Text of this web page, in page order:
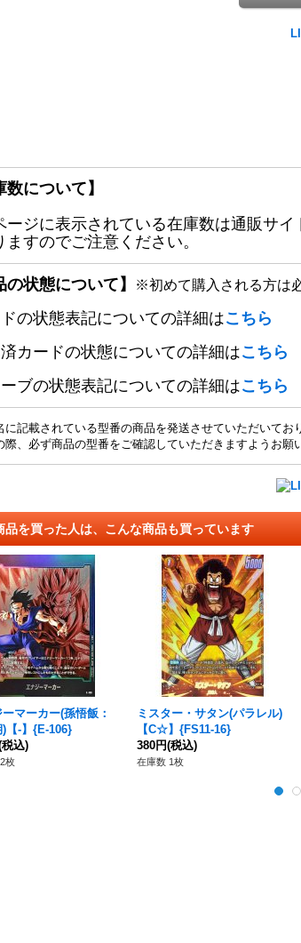
数について】
ージに表示されている在庫数は通販サ
ますのでご注意ください。
の状態について】 ※初めて購入される方は
の状態表記についての詳細はこちら
カードの状態についての詳細はこちら
ブの状態表記についての詳細はこちら
記載されている型番の商品を発送させていただいて
際、必ず商品の型番をご確認していただきますようお願
品を買った人は、こんな商品も買っています
マーカー(孫悟飯：
)【-】{E-106}
税込)
枚
ミスター・サタン(パラレル)
【C☆】{FS11-16}
380円(税込)
在庫数 1枚